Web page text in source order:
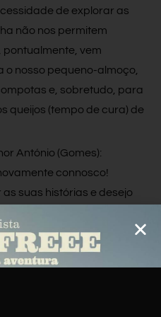
de explorar as
não nos permitem
vem
nosso pequeno-almoço,
e, sobretudo, para
queijos (tempo de cura) de
António (Gomes):
connosco!
suas histórias e desejo
– Azores Airlines ***
das Casas Açorianas ***